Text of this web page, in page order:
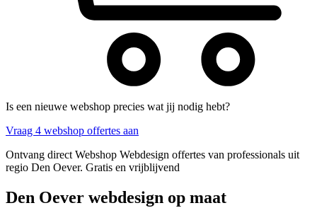
Is een nieuwe webshop precies wat jij nodig hebt?
Vraag 4 webshop offertes aan
Ontvang direct Webshop Webdesign offertes van professionals uit
regio Den Oever. Gratis en vrijblijvend
Den Oever webdesign op maat